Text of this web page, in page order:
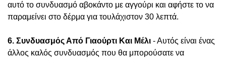
αυτό το συνδυασμό αβοκάντο με αγγούρι και αφήστε το να
παραμείνει στο δέρμα για τουλάχιστον 30 λεπτά.
6. Συνδυασμός Από Γιαούρτι Και Μέλι - Αυτός είναι ένας
άλλος καλός συνδυασμός που θα μπορούσατε να